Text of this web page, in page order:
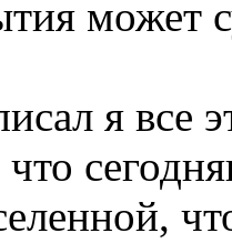
может
я все